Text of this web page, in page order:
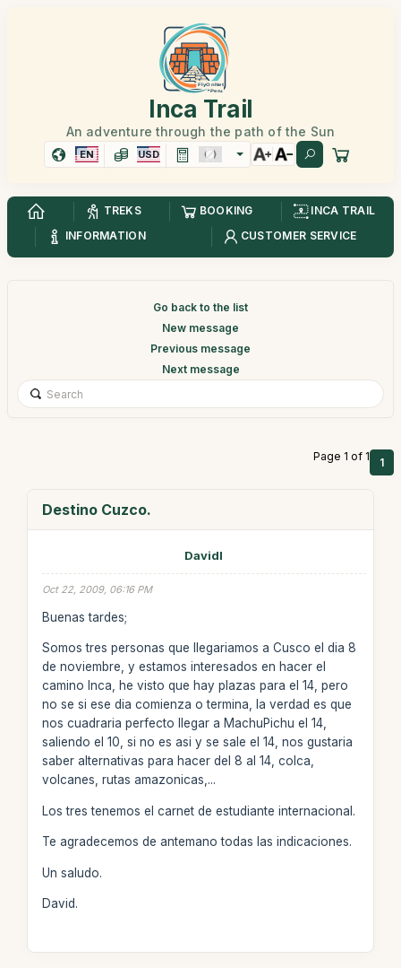
Inca Trail
An adventure through the path of the Sun
EN USD
TREKS BOOKING
INCA TRAIL
INFORMATION
CUSTOMER SERVICE
Go back to the list
New message
Previous message
Next message
Page 1 of 1 1
Destino Cuzco.
Davidl
Oct 22, 2009, 06:16 PM
Buenas tardes;
Somos tres personas que llegariamos a Cusco el dia 8
de noviembre, y estamos interesados en hacer el
camino Inca, he visto que hay plazas para el 14, pero
no se si ese dia comienza o termina, la verdad es que
nos cuadraria perfecto llegar a MachuPichu el 14,
saliendo el 10, si no es asi y se sale el 14, nos gustaria
saber alternativas para hacer del 8 al 14, colca,
volcanes, rutas amazonicas,...
Los tres tenemos el carnet de estudiante internacional.
Te agradecemos de antemano todas las indicaciones.
Un saludo.
David.